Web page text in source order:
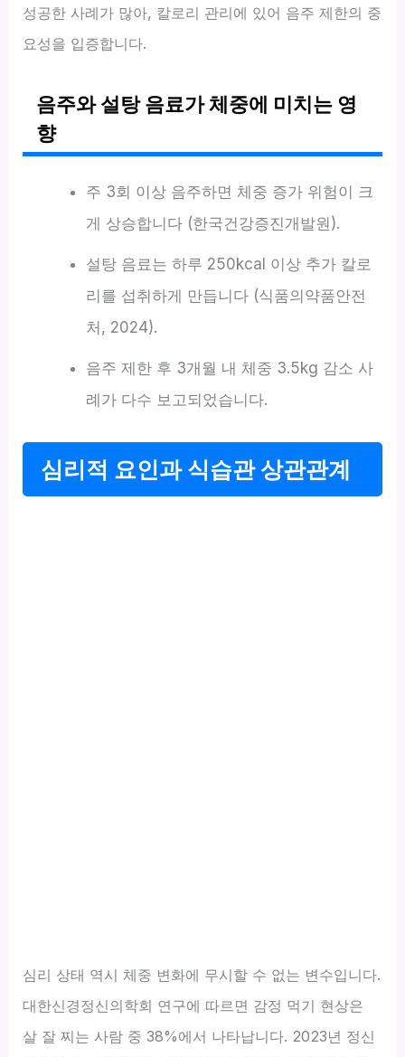
성공한 사례가 많아, 칼로리 관리에 있어 음주 제한의 중
요성을 입증합니다.
음주와 설탕 음료가 체중에 미치는 영
향
주 3회 이상 음주하면 체중 증가 위험이 크
게 상승합니다 (한국건강증진개발원).
설탕 음료는 하루 250kcal 이상 추가 칼로
리를 섭취하게 만듭니다 (식품의약품안전
처, 2024).
음주 제한 후 3개월 내 체중 3.5kg 감소 사
례가 다수 보고되었습니다.
심리적 요인과 식습관 상관관계
심리 상태 역시 체중 변화에 무시할 수 없는 변수입니다.
대한신경정신의학회 연구에 따르면 감정 먹기 현상은
살 잘 찌는 사람 중 38%에서 나타납니다. 2023년 정신